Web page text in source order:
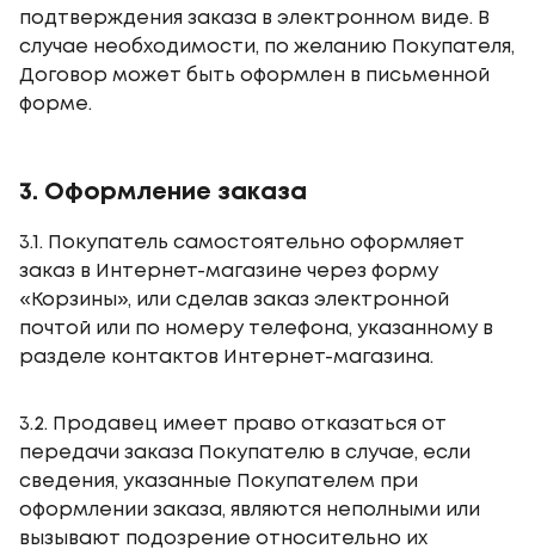
подтверждения заказа в электронном виде. В
случае необходимости, по желанию Покупателя,
Договор может быть оформлен в письменной
форме.
3. Оформление заказа
3.1. Покупатель самостоятельно оформляет
заказ в Интернет-магазине через форму
«Корзины», или сделав заказ электронной
почтой или по номеру телефона, указанному в
разделе контактов Интернет-магазина.
3.2. Продавец имеет право отказаться от
передачи заказа Покупателю в случае, если
сведения, указанные Покупателем при
оформлении заказа, являются неполными или
вызывают подозрение относительно их